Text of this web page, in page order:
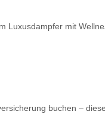
Luxusdampfer mit
buchen –